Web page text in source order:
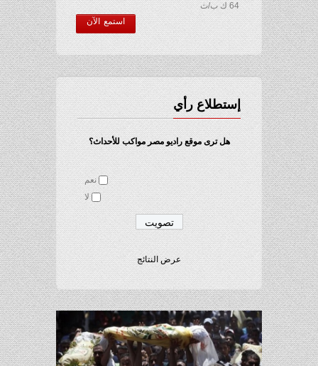
64 ك ب/ث
استمع الآن
إستطلاع رأي
هل ترى موقع راديو مصر مواكب للأحداث؟
نعم
لا
عرض النتائج